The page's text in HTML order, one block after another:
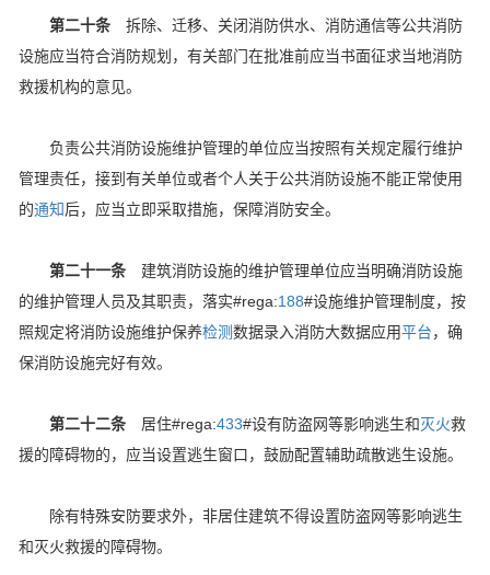
第二十条 拆除、迁移、关闭消防供水、消防通信等公共消防
设施应当符合消防规划，有关部门在批准前应当书面征求当地消防
救援机构的意见。
负责公共消防设施维护管理的单位应当按照有关规定履行维护
管理责任，接到有关单位或者个人关于公共消防设施不能正常使用
的通知后，应当立即采取措施，保障消防安全。
第二十一条 建筑消防设施的维护管理单位应当明确消防设施
的维护管理人员及其职责，落实#rega:188#设施维护管理制度，按
照规定将消防设施维护保养检测数据录入消防大数据应用平台，确
保消防设施完好有效。
第二十二条 居住#rega:433#设有防盗网等影响逃生和灭火救
援的障碍物的，应当设置逃生窗口，鼓励配置辅助疏散逃生设施。
除有特殊安防要求外，非居住建筑不得设置防盗网等影响逃生
和灭火救援的障碍物。